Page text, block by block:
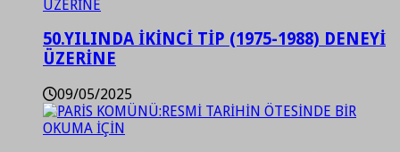
50.YILINDA İKİNCİ TİP (1975-1988) DENEYİ
ÜZERİNE
09/05/2025